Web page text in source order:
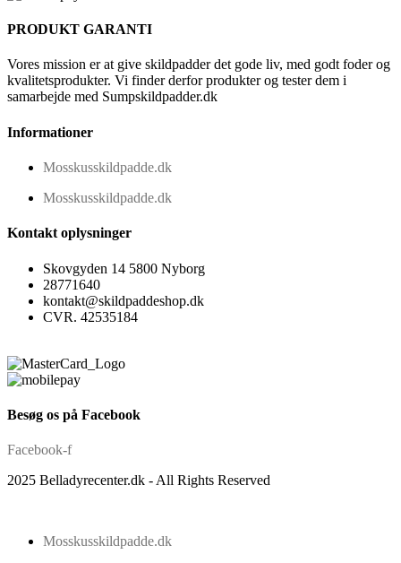
PRODUKT GARANTI
Vores mission er at give skildpadder det gode liv, med godt foder og
kvalitetsprodukter. Vi finder derfor produkter og tester dem i
samarbejde med Sumpskildpadder.dk
Informationer
Mosskusskildpadde.dk
Mosskusskildpadde.dk
Kontakt oplysninger
Skovgyden 14 5800 Nyborg
28771640
kontakt@skildpaddeshop.dk
CVR. 42535184
Besøg os på Facebook
Facebook-f
2025 Belladyrecenter.dk - All Rights Reserved
Mosskusskildpadde.dk